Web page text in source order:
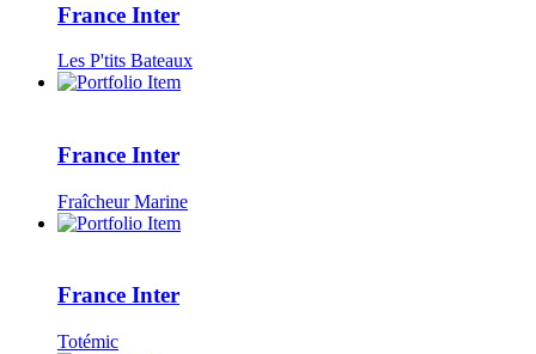
France Inter
Les P'tits Bateaux
France Inter
Fraîcheur Marine
France Inter
Totémic